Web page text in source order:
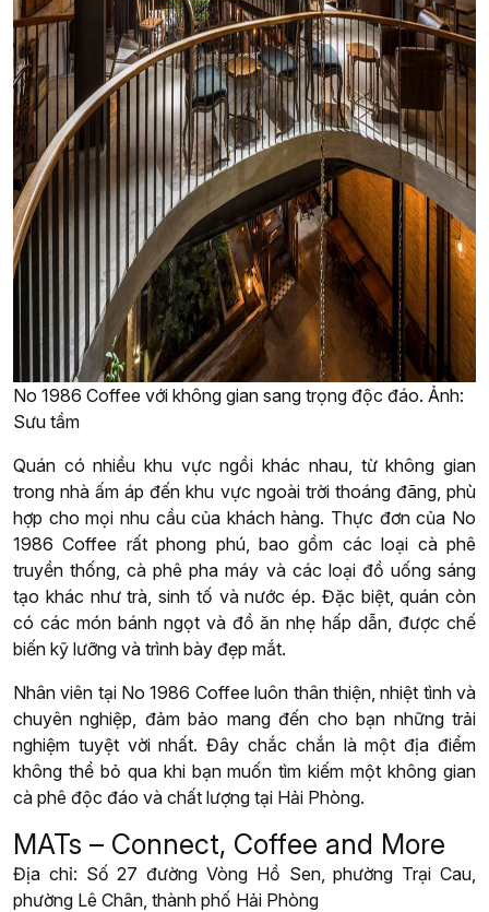
No 1986 Coffee với không gian sang trọng độc đáo. Ảnh:
Sưu tầm
Quán có nhiều khu vực ngồi khác nhau, từ không gian
trong nhà ấm áp đến khu vực ngoài trời thoáng đãng, phù
hợp cho mọi nhu cầu của khách hàng. Thực đơn của No
1986 Coffee rất phong phú, bao gồm các loại cà phê
truyền thống, cà phê pha máy và các loại đồ uống sáng
tạo khác như trà, sinh tố và nước ép. Đặc biệt, quán còn
có các món bánh ngọt và đồ ăn nhẹ hấp dẫn, được chế
biến kỹ lưỡng và trình bày đẹp mắt.
Nhân viên tại No 1986 Coffee luôn thân thiện, nhiệt tình và
chuyên nghiệp, đảm bảo mang đến cho bạn những trải
nghiệm tuyệt vời nhất. Đây chắc chắn là một địa điểm
không thể bỏ qua khi bạn muốn tìm kiếm một không gian
cà phê độc đáo và chất lượng tại Hải Phòng.
MATs – Connect, Coffee and More
Địa chỉ: Số 27 đường Vòng Hồ Sen, phường Trại Cau,
phường Lê Chân, thành phố Hải Phòng